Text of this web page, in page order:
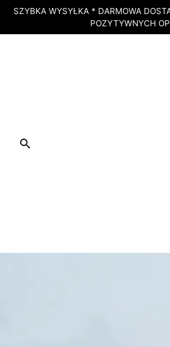
SZYBKA WYSYŁKA * DARMOWA
POZYTYWNYCH